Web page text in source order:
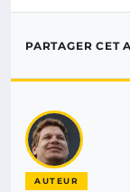
PARTAGER CET
AUTEUR